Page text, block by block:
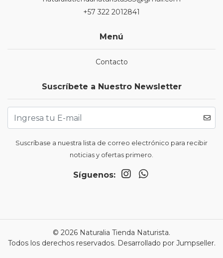
+57 322 2012841
Menú
Contacto
Suscríbete a Nuestro Newsletter
Suscríbase a nuestra lista de correo electrónico para recibir
noticias y ofertas primero.
Síguenos:
© 2026 Naturalia Tienda Naturista.
Todos los derechos reservados. Desarrollado por Jumpseller.